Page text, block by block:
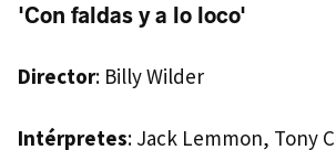
'Con faldas y a lo loco'
Director: Billy Wilder
Intérpretes: Jack Lemmon, Tony